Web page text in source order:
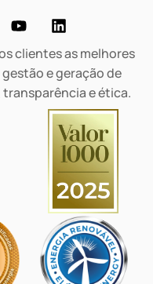
clientes as melhores
e geração de
e ética.